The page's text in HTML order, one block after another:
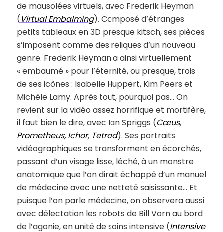
de mausolées virtuels, avec Frederik Heyman
(Virtual Embalming). Composé d’étranges
petits tableaux en 3D presque kitsch, ses pièces
s’imposent comme des reliques d’un nouveau
genre. Frederik Heyman a ainsi virtuellement
« embaumé » pour l’éternité, ou presque, trois
de ses icônes : Isabelle Huppert, Kim Peers et
Michèle Lamy. Après tout, pourquoi pas… On
revient sur la vidéo assez horrifique et mortifère,
il faut bien le dire, avec Ian Spriggs (Cœus,
Prometheus, Ichor, Tetrad). Ses portraits
vidéographiques se transforment en écorchés,
passant d’un visage lisse, léché, à un monstre
anatomique que l’on dirait échappé d’un manuel
de médecine avec une netteté saisissante… Et
puisque l’on parle médecine, on observera aussi
avec délectation les robots de Bill Vorn au bord
de l’agonie, en unité de soins intensive (Intensive